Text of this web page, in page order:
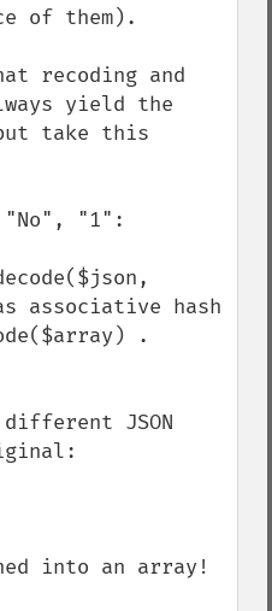
of them).
recoding and
yield the
take this
associative hash
JSON
into an array!